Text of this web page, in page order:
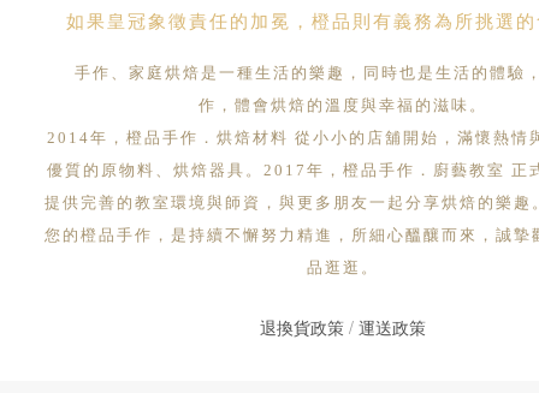
如果皇冠象徵責任的加冕，橙品則有義務為所挑選
手作、家庭烘焙是一種生活的樂趣，同時也是生活的體驗
作，體會烘焙的溫度與幸福的滋味。
2014年，橙品手作．烘焙材料 從小小的店舖開始，滿懷熱情
優質的原物料、烘焙器具。2017年，橙品手作．廚藝教室 正
提供完善的教室環境與師資，與更多朋友一起分享烘焙的樂趣
您的橙品手作，是持續不懈努力精進，所細心醞釀而來，誠摯
品逛逛。
退換貨政策/ 運送政策